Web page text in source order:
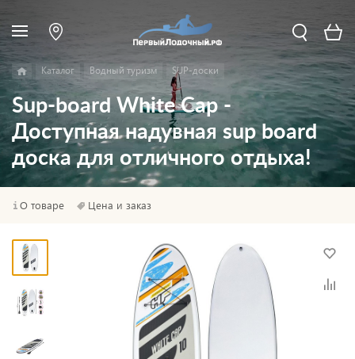
Каталог Водный туризм SUP-доски
Sup-board White Cap -
Доступная надувная sup board
доска для отличного отдыха!
О товаре Цена и заказ